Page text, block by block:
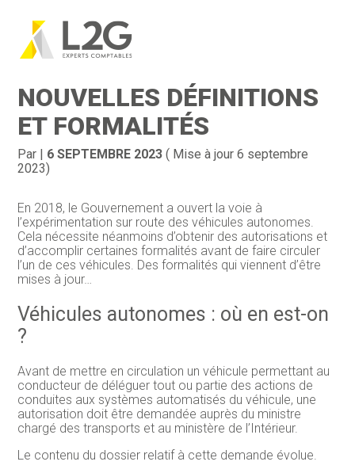
Aller
au
Création d’entreprise
Pilotage d’entreprise
Gestion
Juridique
Dématérialisation / collecte
NOUVELLES DÉFINITIONS
ET FORMALITÉS
Par | 6 SEPTEMBRE 2023 ( Mise à jour 6 septembre
2023)
En 2018, le Gouvernement a ouvert la voie à
l’expérimentation sur route des véhicules autonomes.
Cela nécessite néanmoins d’obtenir des autorisations et
d’accomplir certaines formalités avant de faire circuler
l’un de ces véhicules. Des formalités qui viennent d’être
mises à jour…
Véhicules autonomes : où en est-on
?
Avant de mettre en circulation un véhicule permettant au
conducteur de déléguer tout ou partie des actions de
conduites aux systèmes automatisés du véhicule, une
autorisation doit être demandée auprès du ministre
chargé des transports et au ministère de l’Intérieur.
Le contenu du dossier relatif à cette demande évolue.